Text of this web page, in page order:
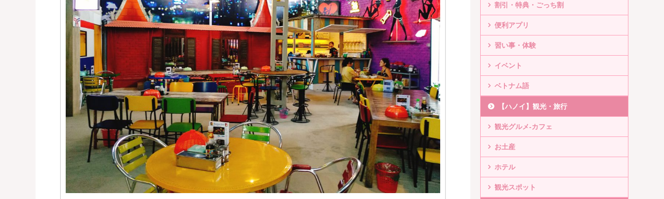
割引・特典・ごっち割
便利アプリ
習い事・体験
イベント
ベトナム語
【ハノイ】観光・旅行
観光グルメ-カフェ
お土産
ホテル
観光スポット